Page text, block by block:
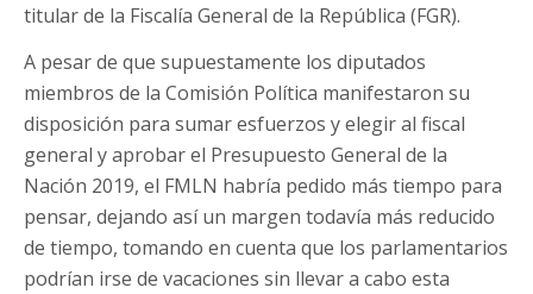
titular de la Fiscalía General de la República (FGR).
A pesar de que supuestamente los diputados
miembros de la Comisión Política manifestaron su
disposición para sumar esfuerzos y elegir al fiscal
general y aprobar el Presupuesto General de la
Nación 2019, el FMLN habría pedido más tiempo para
pensar, dejando así un margen todavía más reducido
de tiempo, tomando en cuenta que los parlamentarios
podrían irse de vacaciones sin llevar a cabo esta